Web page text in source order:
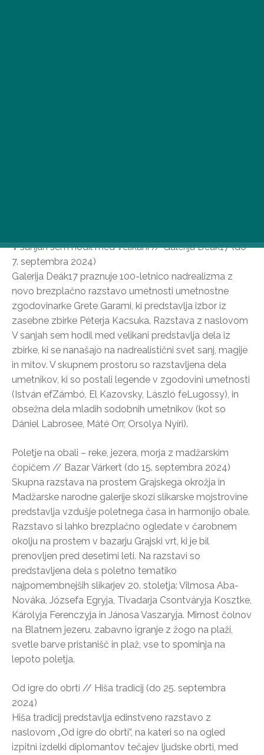
V sanjah sem hodil med velikani // Galerija Deák17 (do
7. septembra 2024)
Galerija Deák17 praznuje 100-letnico nadrealizma z
novo brezplačno razstavo umetnosti umetnostne
zgodovinarke Grete Garami, ki predstavlja izbor iz
zasebne zbirke Péterja Kacsuka. Razstava z naslovom
V sanjah sem hodil med velikani predstavlja dela iz
zbirke, ki se nanašajo na nadrealistični svet sanj, magije
in mitov. V skupnem prostoru so razstavljena dela
umetnikov, ki so postali legende v zgodovini umetnosti
(István efZámbó, El Kazovsky, László feLugossy), in
obsežna dela mladih sodobnih umetnikov (kot so
Dániel Labrosee, Máté Orr, Orsolya Nyíri).
Poletje na obali – reke, jezera, morja z madžarskim
čopičem // Bazar Várkert (do 15. septembra 2024)
Skupna razstava na prostem Grajskega okrožja in
Madžarske narodne galerije skozi slikarske mojstrovine
predstavlja vzdušje poletnega časa in harmonijo obale.
Razstavo si lahko brezplačno ogledate v čarobnem
okolju na prostem v bazarju Grajski vrt, ki je bil
prenovljen pred desetimi leti. Na razstavi so
predstavljena dela s poletno tematiko
najpomembnejših slikarjev 20. stoletja: Vilmosa Aba-
Nováka, Józsefa Egryja, Tivadarja Csontváryja Kosztke,
Károlyja Ferenczyja in Jánosa Vaszaryja. Mirnost čolnov
na Blatnem jezeru, zabavno igranje z žogo na plaži,
svetle barve pristanišč in plaž, vse to spominja na
lepoto poletja.
Od igre do obrti // Hiša tradicij (do 25. septembra
2024)
Hiša tradicij predstavlja edinstveno razstavo z
naslovom „Od igre do obrti”, na kateri so na ogled
izpitni izdelki diplomantov tečajev ljudske obrti, med